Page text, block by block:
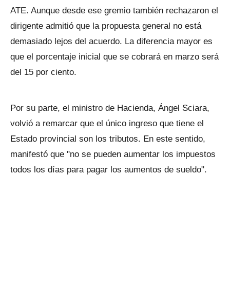
ATE. Aunque desde ese gremio también rechazaron el
dirigente admitió que la propuesta general no está
demasiado lejos del acuerdo. La diferencia mayor es
que el porcentaje inicial que se cobrará en marzo será
del 15 por ciento.
Por su parte, el ministro de Hacienda, Ángel Sciara,
volvió a remarcar que el único ingreso que tiene el
Estado provincial son los tributos. En este sentido,
manifestó que "no se pueden aumentar los impuestos
todos los días para pagar los aumentos de sueldo".